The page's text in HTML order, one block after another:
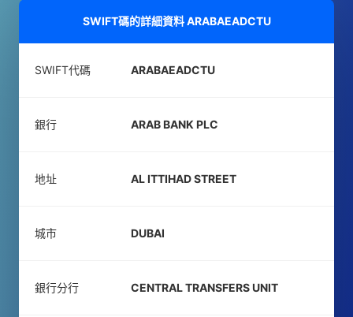
SWIFT碼的詳細資料ARABAEADCTU
SWIFT代碼 ARABAEADCTU
銀行 ARAB BANK PLC
地址 AL ITTIHAD STREET
城市 DUBAI
銀行分行 CENTRAL TRANSFERS UNIT